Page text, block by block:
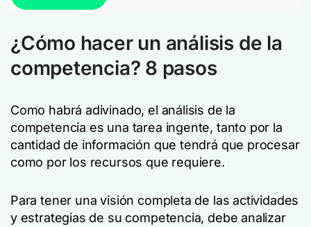
¿Cómo hacer un análisis de la
competencia? 8 pasos
Como habrá adivinado, el análisis de la
competencia es una tarea ingente, tanto por la
cantidad de información que tendrá que procesar
como por los recursos que requiere.
Para tener una visión completa de las actividades
y estrategias de su competencia, debe analizar